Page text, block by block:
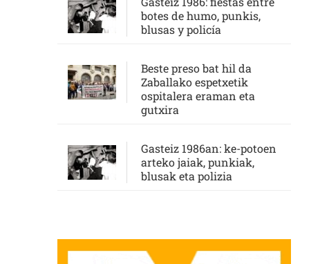
botes de humo, punkis,
blusas y policía
Beste preso bat hil da
Zaballako espetxetik
ospitalera eraman eta
gutxira
Gasteiz 1986an: ke-potoen
arteko jaiak, punkiak,
blusak eta polizia